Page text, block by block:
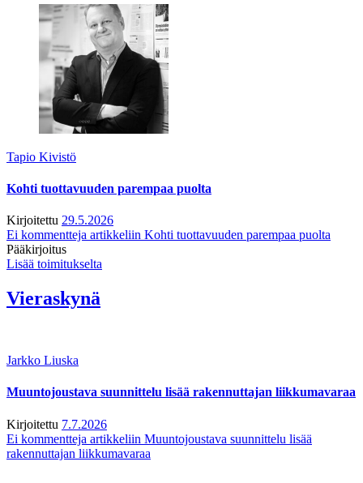
Tapio Kivistö
Kohti tuottavuuden parempaa puolta
Kirjoitettu 29.5.2026
Ei kommentteja artikkeliin Kohti tuottavuuden parempaa puolta
Pääkirjoitus
Lisää toimitukselta
Vieraskynä
Jarkko Liuska
Muuntojoustava suunnittelu lisää rakennuttajan liikkumavaraa
Kirjoitettu 7.7.2026
Ei kommentteja artikkeliin Muuntojoustava suunnittelu lisää
rakennuttajan liikkumavaraa